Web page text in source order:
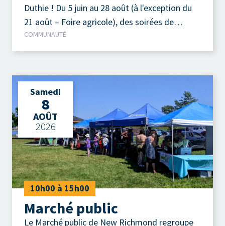
Duthie ! Du 5 juin au 28 août (à l'exception du
21 août – Foire agricole), des soirées de
musique acoustique autour d'un feu de camp
sont organisées chaque vendredi soir.
COMMUNAUTÉ
Samedi
8
AOÛT
2026
10h00 à 15h00
Marché public
Le Marché public de New Richmond regroupe